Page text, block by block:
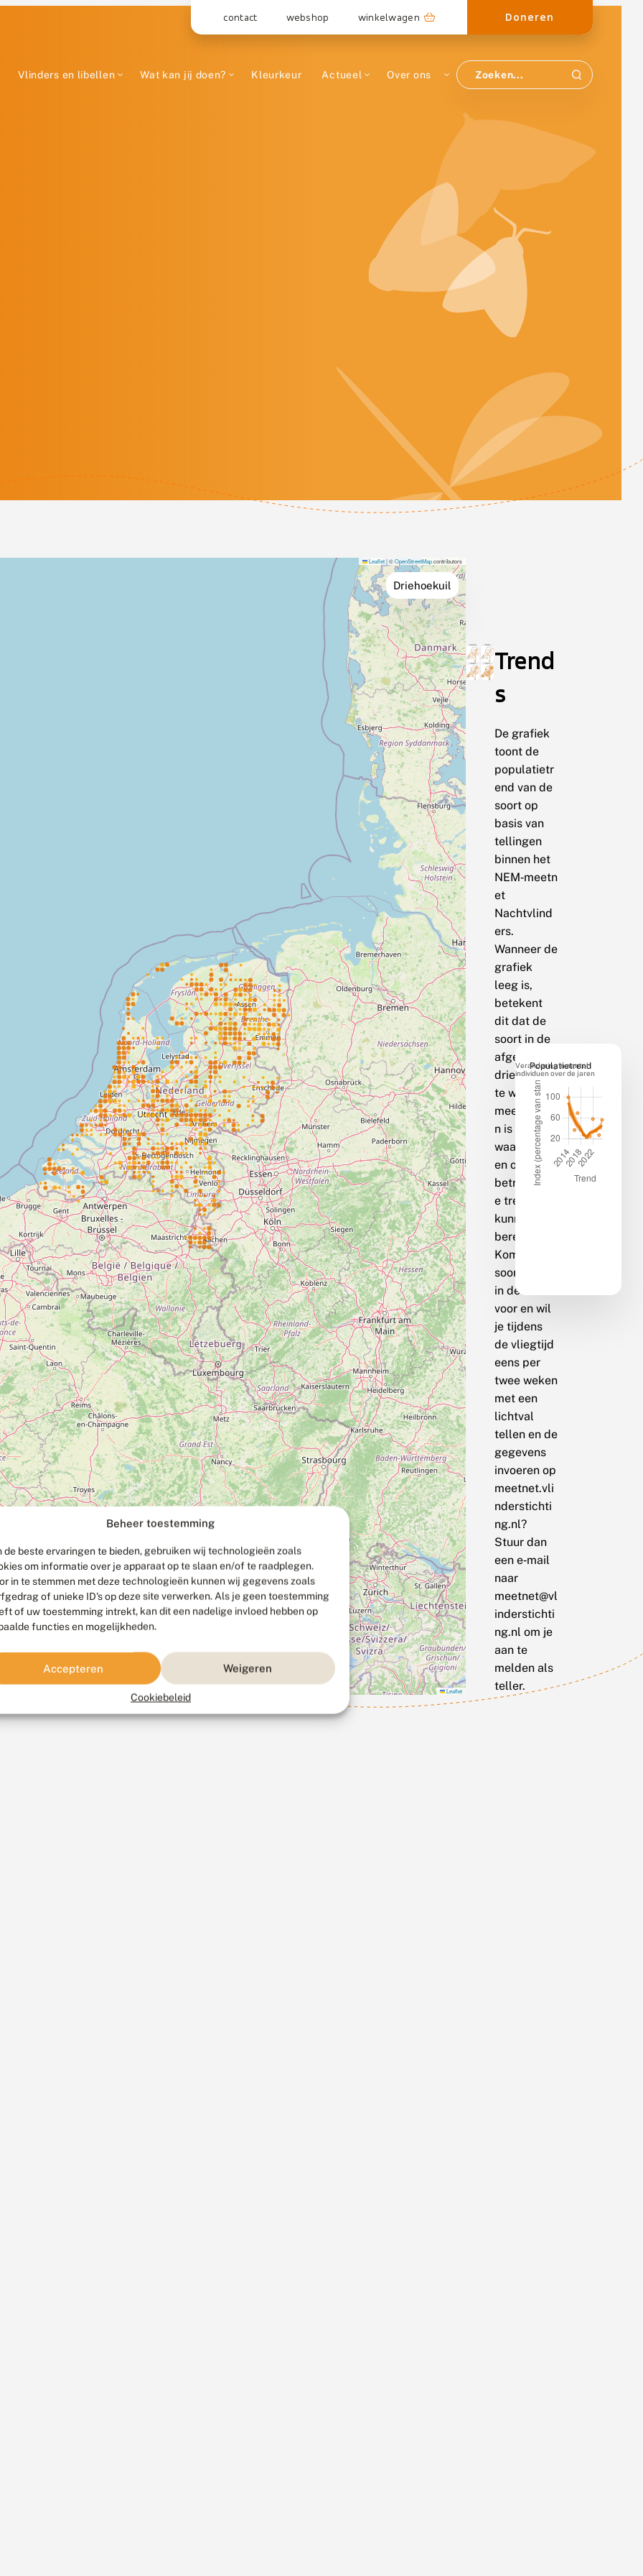
Beheer toestemming
de beste ervaringen te bieden, gebruiken wij technologieën zoals
om informatie over je apparaat op te slaan en/of te raadplegen.
in te stemmen met deze technologieën kunnen wij gegevens zoals
of unieke ID's op deze site verwerken. Als je geen toestemming
of uw toestemming intrekt, kan dit een nadelige invloed hebben op
functies en mogelijkheden.
Accepteren Weigeren
Cookiebeleid
contact webshop winkelwagen Doneren
Vlinders en libellen Wat kan jij doen? Kleurkeur Actueel Over ons
Driehoekuil
Leaflet|©OpenStreetMapcontributors
Leaflet
Trend
s
De grafiek
toont de
populatietr
end van de
soort op
basis van
tellingen
binnen het
NEM‑meetn
et
Nachtvlind
ers.
Wanneer de
grafiek
leeg is,
betekent
dit dat de
soort in de
afgelopen
drie jaar op
te weinig
meetpunte
n is
waargenom
en om een
betrouwbar
e trend te
kunnen
berekenen.
Komt de
soort bij jou
in de buurt
voor en wil
je tijdens
de vliegtijd
eens per
twee weken
met een
lichtval
tellen en de
gegevens
invoeren op
meetnet.vli
nderstichti
ng.nl?
Stuur dan
een e‑mail
naar
meetnet@vl
inderstichti
ng.nl om je
aan te
melden als
teller.
Populatietrend
Verandering in aantal
individuen over de jaren